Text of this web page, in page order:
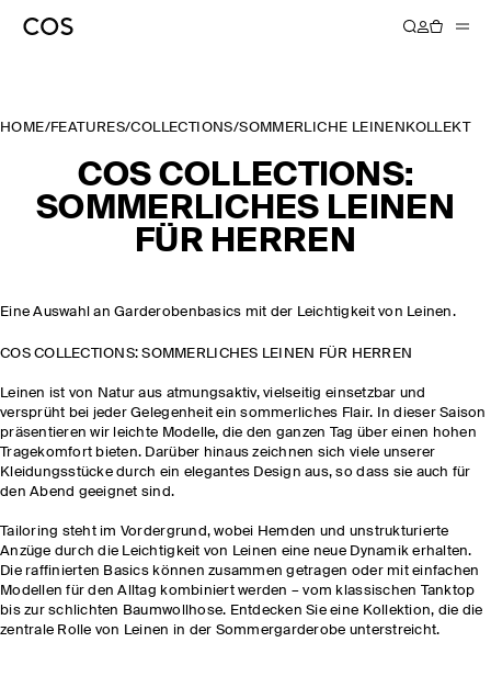
HOME/FEATURES/COLLECTIONS/SOMMERLICHE
COS COLLECTIONS:
SOMMERLICHES LEINEN
FÜR HERREN
Eine Auswahl an Garderobenbasics mit der Leichtigkeit von Leinen.
COS COLLECTIONS: SOMMERLICHES LEINEN FÜR HERREN
Leinen ist von Natur aus atmungsaktiv, vielseitig einsetzbar und
versprüht bei jeder Gelegenheit ein sommerliches Flair. In dieser Saison
präsentieren wir leichte Modelle, die den ganzen Tag über einen hohen
Tragekomfort bieten. Darüber hinaus zeichnen sich viele unserer
Kleidungsstücke durch ein elegantes Design aus, so dass sie auch für
den Abend geeignet sind.
Tailoring steht im Vordergrund, wobei Hemden und unstrukturierte
Anzüge durch die Leichtigkeit von Leinen eine neue Dynamik erhalten.
Die raffinierten Basics können zusammen getragen oder mit einfachen
Modellen für den Alltag kombiniert werden – vom klassischen Tanktop
bis zur schlichten Baumwollhose. Entdecken Sie eine Kollektion, die die
zentrale Rolle von Leinen in der Sommergarderobe unterstreicht.